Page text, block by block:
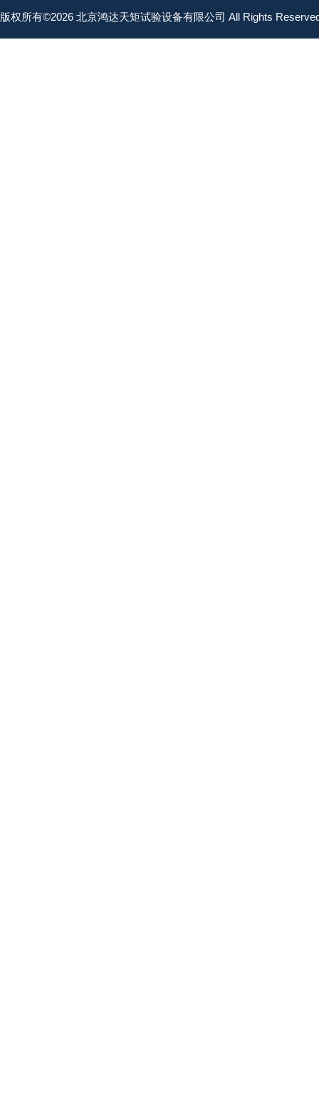
版权所有©2026 北京鸿达天矩试验设备有限公司 All Rights